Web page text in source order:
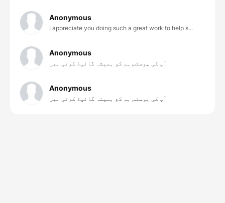
Anonymous
I appreciate you doing such a great work to help s...
Anonymous
آپ کی پوسٹس ہم کو ہمیشہ گائیڈ کرتی ہیں
Anonymous
آپ کی پوسٹس ہم کع ہمیشہ گائیڈ کرتی ہیں